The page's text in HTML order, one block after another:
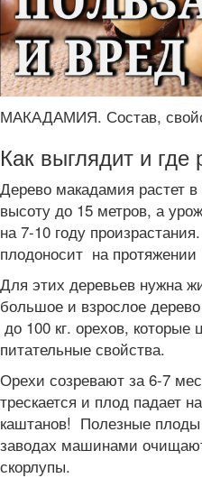
МАКАДАМИЯ. Состав,
Как выглядит и где
Дерево макадамия растет
высоту до 15 метров, а
на 7-10 году
плодоносит на протяжении
Для этих деревьев нужна
большое и взрослое
до 100 кг. орехов, которые
питательные свойства.
Орехи созревают за 6-7
трескается и плод падает
каштанов! Полезные
заводах машинами
скорлупы.